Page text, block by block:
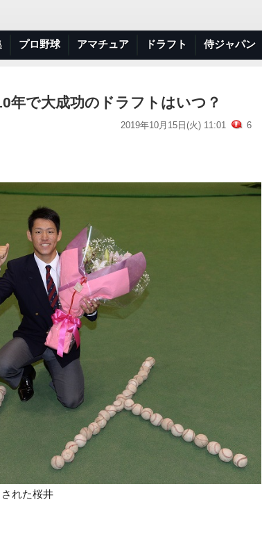
プロ野球 アマチュア ドラフト 侍ジャパン
で大成功のドラフトはいつ？
2019年10月15日(火) 11:01 6
れた桜井